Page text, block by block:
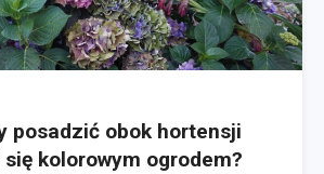
posadzić obok hortensji
kolorowym ogrodem?